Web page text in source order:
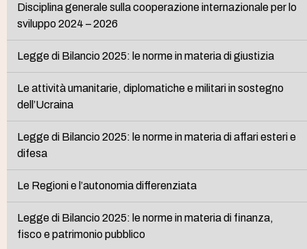
Disciplina generale sulla cooperazione internazionale per lo
sviluppo 2024 – 2026
Legge di Bilancio 2025: le norme in materia di giustizia
Le attività umanitarie, diplomatiche e militari in sostegno
dell’Ucraina
Legge di Bilancio 2025: le norme in materia di affari esteri e
difesa
Le Regioni e l’autonomia differenziata
Legge di Bilancio 2025: le norme in materia di finanza,
fisco e patrimonio pubblico